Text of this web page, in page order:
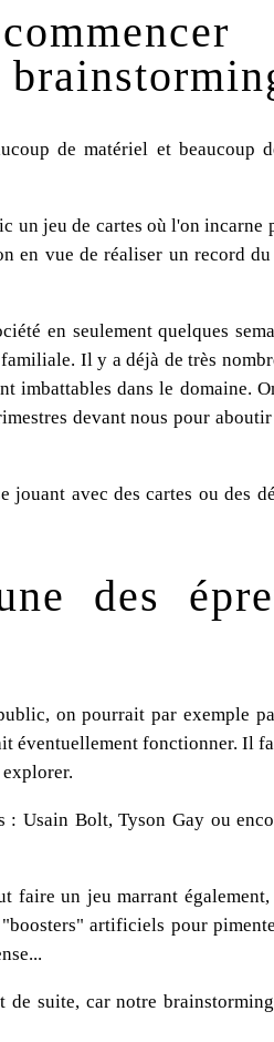
de matériel et beaucoup
un jeu de cartes où l'on incarne
en vue de réaliser un record
en seulement quelques
Il y a déjà de très
imbattables dans le domaine.
devant nous pour
jouant avec des cartes ou des
des
on pourrait par exemple
éventuellement fonctionner. Il
Usain Bolt, Tyson Gay ou
faire un jeu marrant
artificiels pour
de suite, car notre